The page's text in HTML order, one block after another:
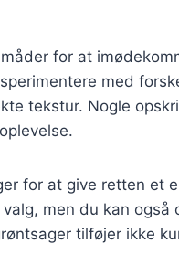
for at
med
tekstur. Nogle
for at give retten et
men du kan også
tilføjer ikke